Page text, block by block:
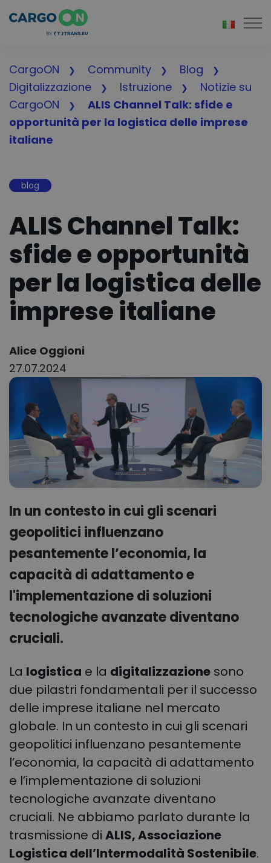
CargoON Community
Blog
Digitalizzazione
Istruzione
Notizie su
CargoON
ALIS Channel Talk: sfide e
opportunità per la logistica delle imprese
italiane
blog
ALIS Channel Talk:
sfide e opportunità
per la logistica delle
imprese italiane
Author:
Alice Oggioni
27.07.2024
In un contesto in cui gli scenari
geopolitici influenzano
pesantemente l’economia, la
capacità di adattamento e
l'implementazione di soluzioni
tecnologiche avanzate diventano
cruciali.
La logistica e la digitalizzazione sono
due pilastri fondamentali per il successo
delle imprese italiane nel mercato
globale. In un contesto in cui gli scenari
geopolitici influenzano pesantemente
l’economia, la capacità di adattamento
e l’implementazione di soluzioni
tecnologiche avanzate diventano
cruciali. Ne abbiamo parlato durante la
trasmissione di ALIS, Associazione
Logistica dell’Intermodalità Sostenibile.